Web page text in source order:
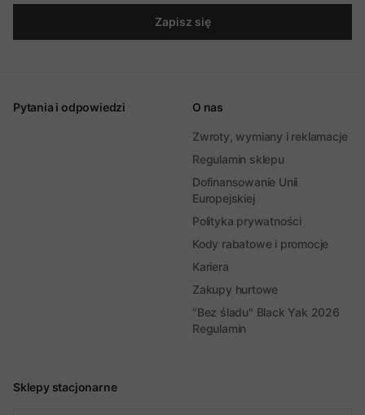
Zapisz się
Sklepy stacjonarne
Pytania i odpowiedzi O nas
Zwroty, wymiany i reklamacje
Regulamin sklepu
Dofinansowanie Unii
Europejskiej
Polityka prywatności
Kody rabatowe i promocje
Kariera
Zakupy hurtowe
"Bez śladu" Black Yak 2026
Regulamin